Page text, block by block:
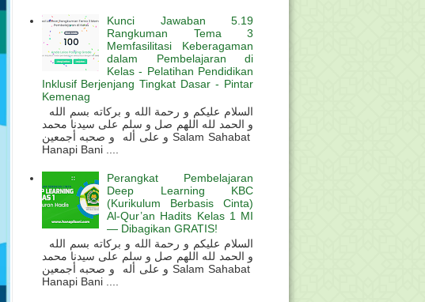
Kunci Jawaban 5.19
Rangkuman Tema 3
Memfasilitasi Keberagaman
dalam Pembelajaran di
Kelas - Pelatihan Pendidikan
Inklusif Berjenjang Tingkat Dasar - Pintar
Kemenag
و الحمد لله اللهم صل و سلم على سيدنا محمد
و على أله و صحبه أجمعين Salam Sahabat
Hanapi Bani ....
Perangkat Pembelajaran
Deep Learning KBC
(Kurikulum Berbasis Cinta)
Al-Qur’an Hadits Kelas 1 MI
— Dibagikan GRATIS!
و الحمد لله اللهم صل و سلم على سيدنا محمد
و على أله و صحبه أجمعين Salam Sahabat
Hanapi Bani ....